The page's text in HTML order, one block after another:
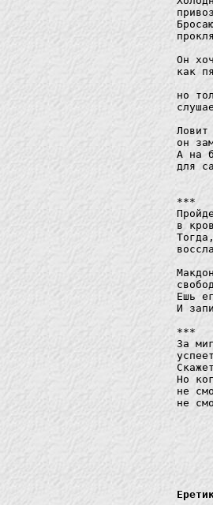
Он
как
но
он
А на
для
***
в
Ешь
И
***
За
Но
не
не